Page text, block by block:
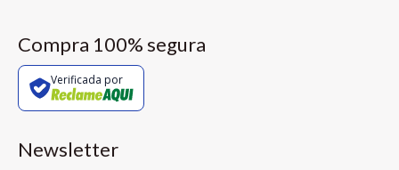
Compra 100% segura
Verificada por
Newsletter